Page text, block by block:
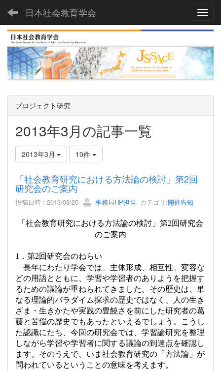
日本社会教育学会
プロジェクト研究
2013年3月の記事一覧
2013年3月 10件
「社会教育研究における方法論の検討」第2回
研究会のご案内
投稿日時 : 2013/03/25 事務局HP担当 カテゴリ:開催告知
「社会教育研究における方法論の検討」第2回研究会
のご案内
1 ．第2回研究会のねらい
長年にわたり学会では、主体形成、相互性、変容な
どの用語とともに、学習や学習者のありようを把握す
るための議論が重ねられてきました。その歴史は、単
なる理論的パラダイム探求の歴史ではなく、人の生き
ざま・生きかたや実践の豊饒さを前にした研究者の葛
藤と苦悩の歴史でもあったといえるでしょう。こうし
た認識にたち、今回の研究会では、学習論研究を整理
しながら学習や学習者に関する議論の到達点を確認し
ます。そのうえで、いま社会教育研究の「方法論」が
問われているということの意味を考えます。